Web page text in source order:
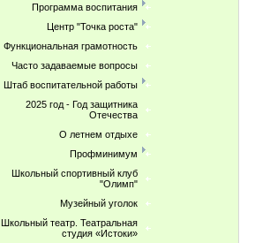
Программа воспитания
Центр "Точка роста"
Функциональная грамотность
Часто задаваемые вопросы
Штаб воспитательной работы
2025 год - Год защитника
Отечества
О летнем отдыхе
Профминимум
Школьный спортивный клуб
"Олимп"
Музейный уголок
Школьный театр. Театральная
студия «Истоки»